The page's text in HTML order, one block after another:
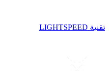
تقنية LIGHTSPEED